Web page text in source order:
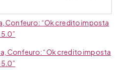
Confeuro: “Ok credito imposta
Confeuro: “Ok credito imposta